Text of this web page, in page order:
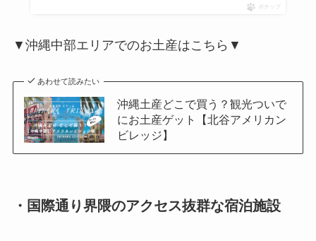
ポチップ
▼沖縄中部エリアでのお土産はこちら▼
あわせて読みたい
沖縄土産どこで買う？観光ついで
にお土産ゲット【北谷アメリカン
ビレッジ】
・国際通り界隈のアクセス抜群な宿泊施設